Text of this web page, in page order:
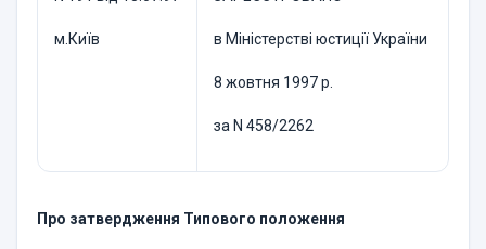
м.Київ в Міністерстві юстиції України
8 жовтня 1997 р.
за N 458/2262
Про затвердження Типового положення